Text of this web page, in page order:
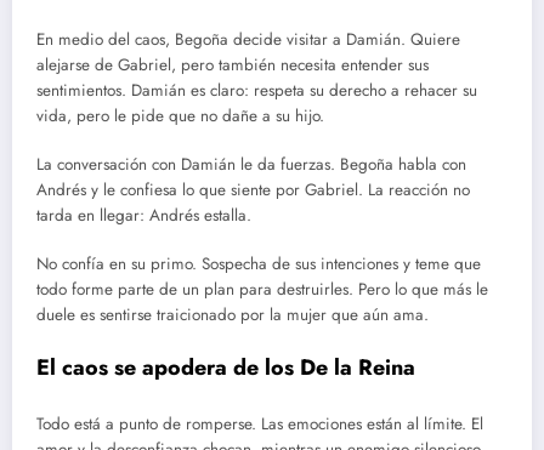
En medio del caos, Begoña decide visitar a Damián. Quiere
alejarse de Gabriel, pero también necesita entender sus
sentimientos. Damián es claro: respeta su derecho a rehacer su
vida, pero le pide que no dañe a su hijo.
La conversación con Damián le da fuerzas. Begoña habla con
Andrés y le confiesa lo que siente por Gabriel. La reacción no
tarda en llegar: Andrés estalla.
No confía en su primo. Sospecha de sus intenciones y teme que
todo forme parte de un plan para destruirles. Pero lo que más le
duele es sentirse traicionado por la mujer que aún ama.
El caos se apodera de los De la Reina
Todo está a punto de romperse. Las emociones están al límite. El